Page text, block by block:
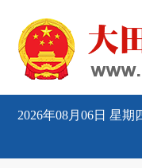
2026年08月06日 星期